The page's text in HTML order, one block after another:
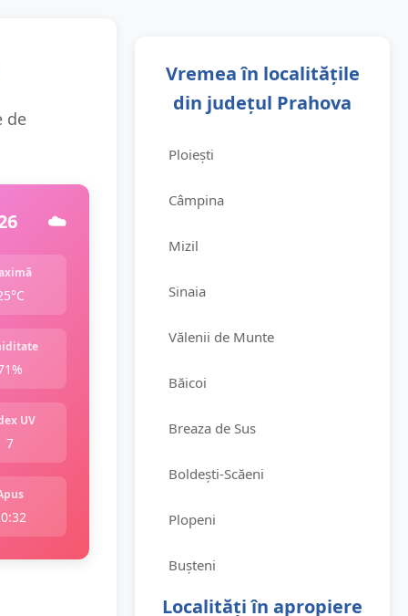
de
☁️
UV
7
Vremea în localitățile
din județul Prahova
Ploiești
Câmpina
Mizil
Sinaia
Vălenii de Munte
Băicoi
Breaza de Sus
Boldești-Scăeni
Plopeni
Bușteni
Localități în apropiere